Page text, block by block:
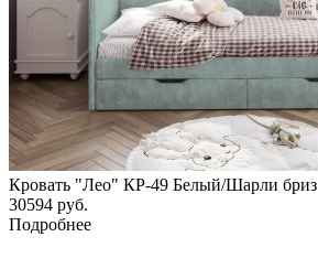
Кровать "Лео" КР-49 Белый/Шарли бриз
30594 руб.
Подробнее